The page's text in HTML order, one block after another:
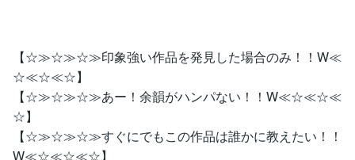
【☆≫☆≫☆≫印象強い作品を発見した場合のみ！！W≪
☆≪☆≪☆】
【☆≫☆≫☆≫あー！余韻がハンパない！！W≪☆≪☆≪
☆】
【☆≫☆≫☆≫すぐにでもこの作品は誰かに教えたい！！
W≪☆≪☆≪☆】